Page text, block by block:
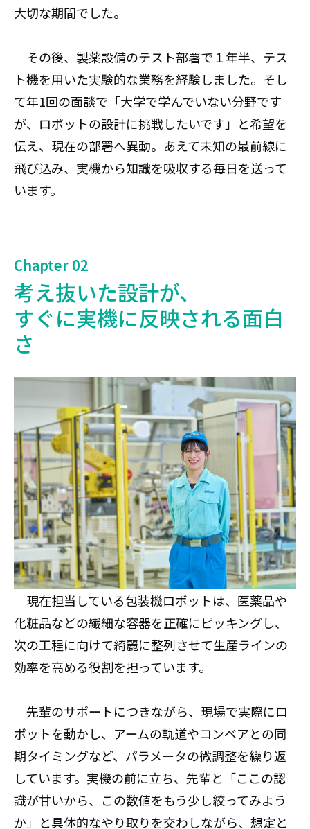
大切な期間でした。
その後、製薬設備のテスト部署で１年半、テス
ト機を用いた実験的な業務を経験しました。そし
て年1回の面談で「大学で学んでいない分野です
が、ロボットの設計に挑戦したいです」と希望を
伝え、現在の部署へ異動。あえて未知の最前線に
飛び込み、実機から知識を吸収する毎日を送って
います。
Chapter 02
考え抜いた設計が、
すぐに実機に反映される面白
さ
現在担当している包装機ロボットは、医薬品や
化粧品などの繊細な容器を正確にピッキングし、
次の工程に向けて綺麗に整列させて生産ラインの
効率を高める役割を担っています。
先輩のサポートにつきながら、現場で実際にロ
ボットを動かし、アームの軌道やコンベアとの同
期タイミングなど、パラメータの微調整を繰り返
しています。実機の前に立ち、先輩と「ここの認
識が甘いから、この数値をもう少し絞ってみよう
か」と具体的なやり取りを交わしながら、想定と